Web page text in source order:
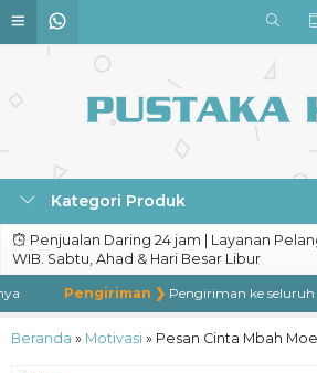
Kategori Produk
Penjualan Daring 24 jam | Layanan
WIB. Sabtu, Ahad & Hari Besar Libur
Pengiriman ❯ Pengiriman ke seluruh
Beranda » Motivasi » Pesan Cinta Mbah